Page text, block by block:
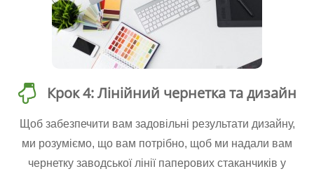
Крок 4: Лінійний чернетка та дизайн
Щоб забезпечити вам задовільні результати дизайну,
ми розуміємо, що вам потрібно, щоб ми надали вам
чернетку заводської лінії паперових стаканчиків у